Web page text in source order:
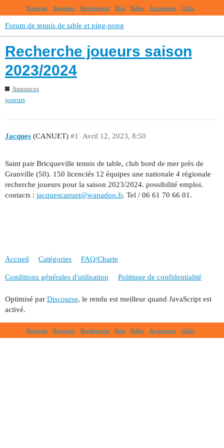
Boutique Raquettes Revêtements Bois Balles Accessoires Clubs
Forum de tennis de table et ping-pong
Recherche joueurs saison
2023/2024
Annonces
joueurs
Jacques (CANUET) Avril 12, 2023, 8:50
#1
Saint pair Bricqueville tennis de table, club bord de mer près de
Granville (50). 150 licenciés 12 équipes une nationale 4 régionale
recherche joueurs pour la saison 2023/2024. possibilité emploi.
contacts : jacquescanuet@wanadoo.fr. Tel / 06 61 70 66 01.
Accueil Catégories FAQ/Charte
Conditions générales d'utilisation Politique de confidentialité
Optimisé par Discourse, le rendu est meilleur quand JavaScript est
activé.
Boutique Raquettes Revêtements Bois Balles Accessoires Clubs